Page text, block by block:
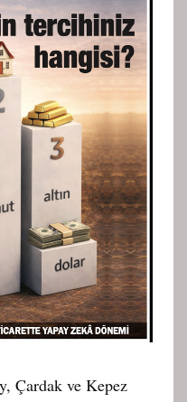
Çardak ve Kepez